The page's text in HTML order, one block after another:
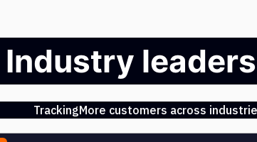
Industry
TrackingMore customers across